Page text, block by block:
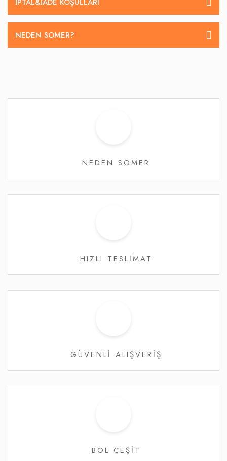
NEDEN SOMER?
NEDEN SOMER
HIZLI TESLİMAT
GÜVENLİ ALIŞVERİŞ
BOL ÇEŞİT